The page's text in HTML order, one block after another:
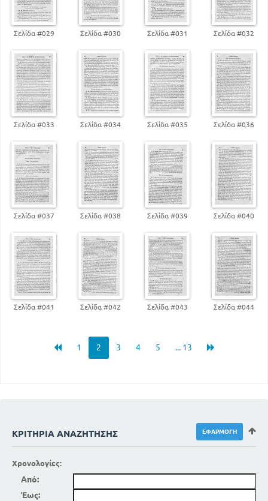
Σελίδα #029 Σελίδα #030 Σελίδα #031 Σελίδα #032
Σελίδα #033 Σελίδα #034 Σελίδα #035 Σελίδα #036
Σελίδα #037 Σελίδα #038 Σελίδα #039 Σελίδα #040
Σελίδα #041 Σελίδα #042 Σελίδα #043 Σελίδα #044
1 2 3 4 5 ... 13
ΚΡΙΤΉΡΙΑ ΑΝΑΖΉΤΗΣΗΣ
Χρονολογίες:
Από:
Έως: